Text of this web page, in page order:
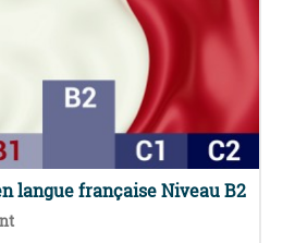
langue française Niveau B2